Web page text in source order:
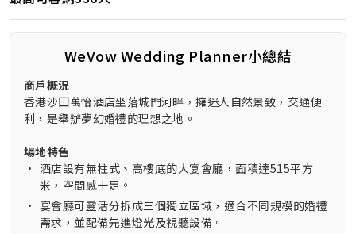
WeVow Wedding Planner小總結
商戶概況
香港沙田萬怡酒店坐落城門河畔，擁迷人自然景致，交通便
利，是舉辦夢幻婚禮的理想之地。
場地特色
• 酒店設有無柱式、高樓底的大宴會廳，面積達515平方
米，空間感十足。
• 宴會廳可靈活分拆成三個獨立區域，適合不同規模的婚禮
需求，並配備先進燈光及視聽設備。